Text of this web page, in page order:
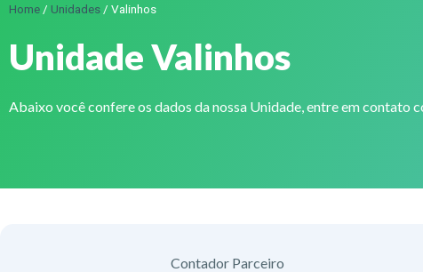
Home / Unidades / Valinhos
Unidade Valinhos
Abaixo você confere os dados da nossa Unidade, entre em contato
Contador Parceiro